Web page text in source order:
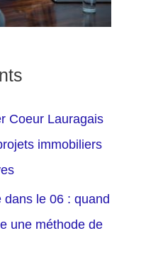
Coeur Lauragais
immobiliers
dans le 06 : quand
une méthode de